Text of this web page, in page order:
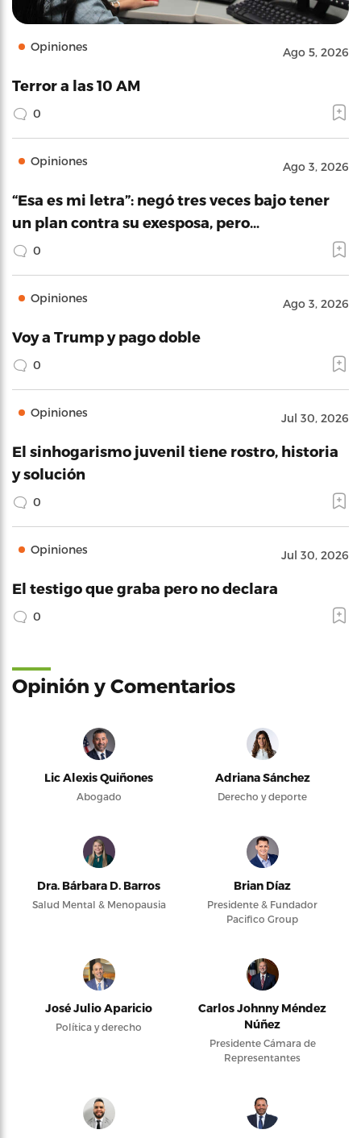
Opiniones Ago 5, 2026
Terror a las 10 AM
0
Opiniones Ago 3, 2026
“Esa es mi letra”: negó tres veces bajo tener
un plan contra su exesposa, pero…
0
Opiniones Ago 3, 2026
Voy a Trump y pago doble
0
Opiniones Jul 30, 2026
El sinhogarismo juvenil tiene rostro, historia
y solución
0
Opiniones Jul 30, 2026
El testigo que graba pero no declara
0
Opinión y Comentarios
Lic Alexis Quiñones
Abogado
Adriana Sánchez
Derecho y deporte
Dra. Bárbara D. Barros
Salud Mental & Menopausia
Brian Díaz
Presidente & Fundador
Pacifico Group
José Julio Aparicio
Política y derecho
Carlos Johnny Méndez
Núñez
Presidente Cámara de
Representantes